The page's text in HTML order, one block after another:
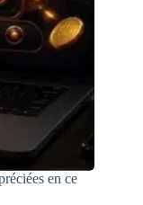
en ce